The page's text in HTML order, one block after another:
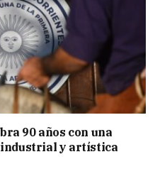
90 años con una
industrial y artística